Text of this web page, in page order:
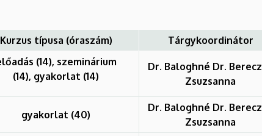
Kurzus típusa (óraszám) Tárgykoordinátor
(14), szeminárium
(14), gyakorlat (14)
Dr. Baloghné Dr.
Zsuzsanna
gyakorlat (40)
Dr. Baloghné Dr.
Zsuzsanna